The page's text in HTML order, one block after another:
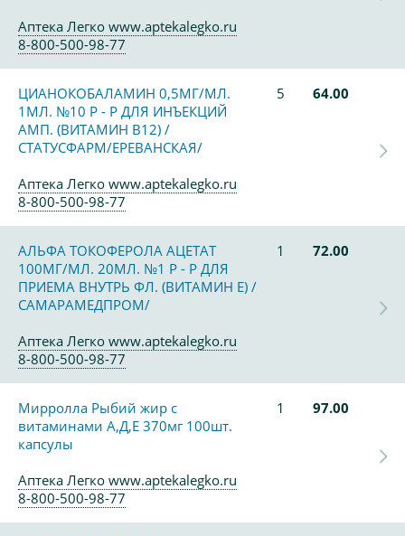
Аптека Легко www.aptekalegko.ru
8-800-500-98-77
ЦИАНОКОБАЛАМИН 0,5МГ/МЛ.
1МЛ. №10 Р - Р ДЛЯ ИНЪЕКЦИЙ
АМП. (ВИТАМИН В12) /
СТАТУСФАРМ/ЕРЕВАНСКАЯ/
5 64.00
Аптека Легко www.aptekalegko.ru
8-800-500-98-77
АЛЬФА ТОКОФЕРОЛА АЦЕТАТ
100МГ/МЛ. 20МЛ. №1 Р - Р ДЛЯ
ПРИЕМА ВНУТРЬ ФЛ. (ВИТАМИН Е) /
САМАРАМЕДПРОМ/
1 72.00
Аптека Легко www.aptekalegko.ru
8-800-500-98-77
Мирролла Рыбий жир с
витаминами А,Д,Е 370мг 100шт.
капсулы
1 97.00
Аптека Легко www.aptekalegko.ru
8-800-500-98-77